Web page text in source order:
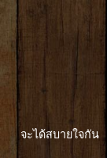
จะได้สบายใจกัน